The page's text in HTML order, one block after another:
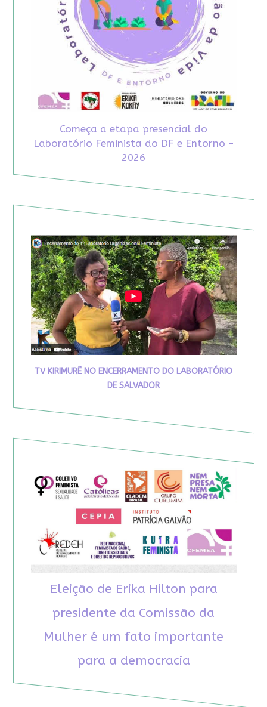
Começa a etapa presencial do
Laboratório Feminista do DF e Entorno -
2026
TV KIRIMURÊ NO ENCERRAMENTO DO LABORATÓRIO
DE SALVADOR
Eleição de Erika Hilton para
presidente da Comissão da
Mulher é um fato importante
para a democracia